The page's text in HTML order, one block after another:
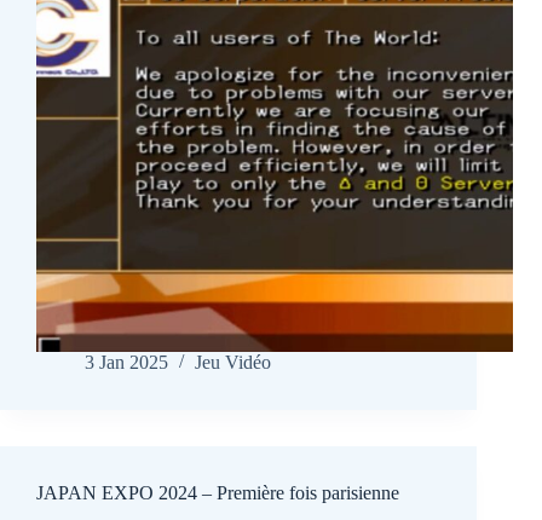
3 Jan 2025 Jeu Vidéo
JAPAN EXPO 2024 – Première fois parisienne